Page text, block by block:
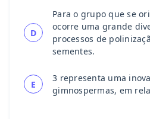
D
Para o grupo que se
ocorre uma grande
processos de
sementes.
E
3 representa uma
gimnospermas, em